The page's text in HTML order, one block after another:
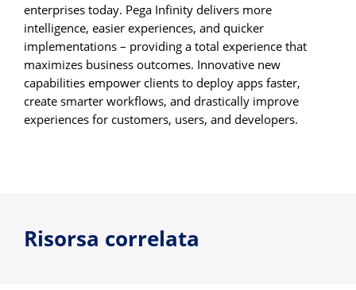
enterprises today. Pega Infinity delivers more
intelligence, easier experiences, and quicker
implementations – providing a total experience that
maximizes business outcomes. Innovative new
capabilities empower clients to deploy apps faster,
create smarter workflows, and drastically improve
experiences for customers, users, and developers.
Risorsa correlata